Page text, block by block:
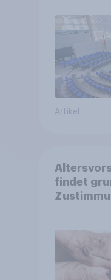
Artikel
findet
Akzeptanz